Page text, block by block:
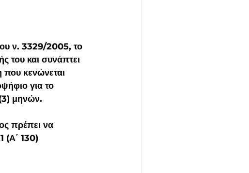
ν. 3329/2005, το
του και συνάπτει
που κενώνεται
για το
μηνών.
πρέπει να
(Α΄ 130)